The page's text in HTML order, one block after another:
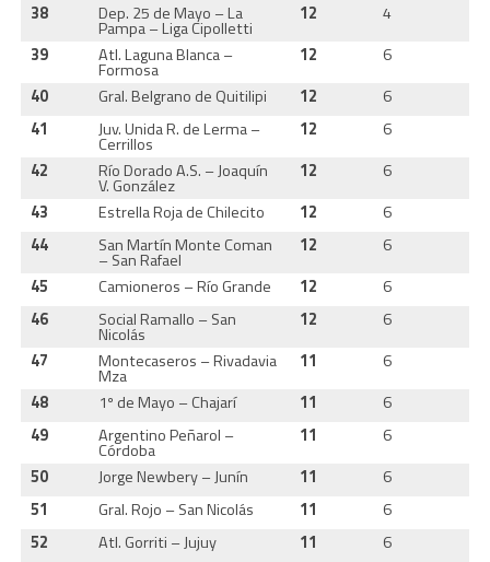
38
Dep. 25 de Mayo – La
Pampa – Liga Cipolletti
12 4
39
Atl. Laguna Blanca –
Formosa
12 6
40
Gral. Belgrano de Quitilipi 12 6
41
Juv. Unida R. de Lerma –
Cerrillos
12 6
42
Río Dorado A.S. – Joaquín
V. González
12 6
43
Estrella Roja de Chilecito 12 6
44
San Martín Monte Coman
– San Rafael
12 6
45
Camioneros – Río Grande 12 6
46
Social Ramallo – San
Nicolás
12 6
47
Montecaseros – Rivadavia
Mza
11 6
48
1º de Mayo – Chajarí 11 6
49
Argentino Peñarol –
Córdoba
11 6
50
Jorge Newbery – Junín 11 6
51
Gral. Rojo – San Nicolás 11 6
52
Atl. Gorriti – Jujuy 11 6